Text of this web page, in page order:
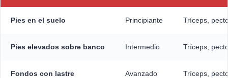
Pies en el suelo Principiante Tríceps,
Pies elevados sobre banco Intermedio Tríceps,
Fondos con lastre Avanzado Tríceps,